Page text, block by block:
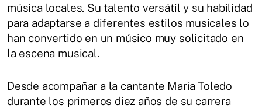
música locales. Su talento versátil y su habilidad
para adaptarse a diferentes estilos musicales lo
han convertido en un músico muy solicitado en
la escena musical.
Desde acompañar a la cantante María Toledo
durante los primeros diez años de su carrera